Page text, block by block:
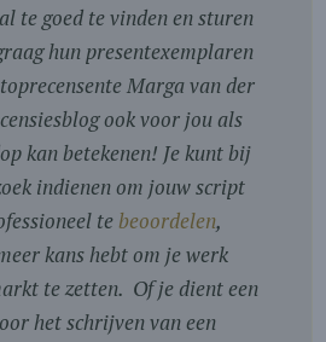
te goed te vinden en sturen
hun presentexemplaren
Marga van der
ook voor jou als
kan betekenen! Je kunt bij
indienen om jouw script
te beoordelen,
kans hebt om je werk
te zetten. Of je dient een
het schrijven van een